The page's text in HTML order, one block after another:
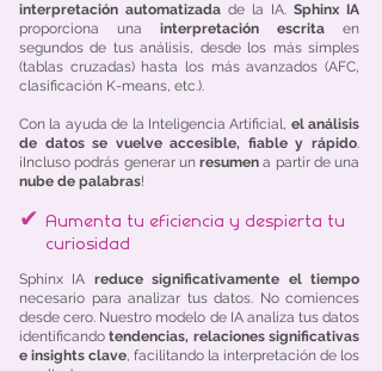
interpretación automatizada de la IA. Sphinx IA
proporciona una interpretación escrita en
segundos de tus análisis, desde los más simples
(tablas cruzadas) hasta los más avanzados (AFC,
clasificación K-means, etc.).
Con la ayuda de la Inteligencia Artificial, el análisis
de datos se vuelve accesible, fiable y rápido.
¡Incluso podrás generar un resumena partir de una
nube de palabras!
✔ Aumenta tu eficiencia y despierta tu
curiosidad
Sphinx IA reduce significativamente el tiempo
necesario para analizar tus datos. No comiences
desde cero. Nuestro modelo de IA analiza tus datos
identificandotendencias, relaciones significativas
e insights clave, facilitando la interpretación de los